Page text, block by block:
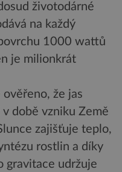
životodárné
na každý
1000 wattů
je milionkrát
že jas
době vzniku Země
zajišťuje teplo,
rostlin a díky
gravitace udržuje